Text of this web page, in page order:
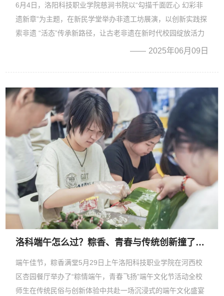
6月4日，洛阳科技职业学院慈涧书院以“勾描千面匠心 幻彩非
遗新章”为主题，在新民学堂举办非遗工坊展演，以创新实践探
索非遗 “活态”传承新路径，让古老非遗在新时代校园绽放活力
生机，成为培育青年文化自信与综合素养的生动课堂。 舞台
音。...
2025年06月09日
洛科端午怎么过？粽香、青春与传统创新撞了个满怀
端午佳节，粽香满堂5月29日上午洛阳科技职业学院在河西校
区杏园餐厅举办了“粽情端午，青春飞扬”端午文化节活动全校
师生在传统民俗与创新体验中共赴一场沉浸式的端午文化盛宴